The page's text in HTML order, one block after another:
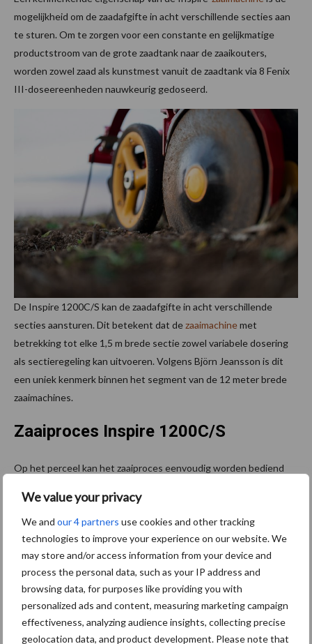
We value your privacy
We and our 4 partners use cookies and other tracking
technologies to improve your experience on our website. We
may store and/or access information from your device and
process the personal data, such as your IP address and
browsing data, for purposes like providing you with
personalized ads and content, measuring marketing campaign
effectiveness, analyzing audience insights, collecting precise
geolocation data, and product development. Please note that
mogelijkheid om de zaadafgifte in acht verschillende secties aan
te sturen. Om te zorgen voor een constante en gelijkmatige
productstroom van de grote zaadtank naar de zaaikouters,
worden zowel zaad als kunstmest vanuit de zaadtank via 8 Fenix
III-doseereenheden nauwkeurig gedoseerd.
De Inspire 1200C/S kan de zaadafgifte in acht verschillende
secties aansturen. Dit betekent dat dezaaimachinemet
betrekking tot elke 1,5 m brede sectie zowel variabele dosering
als sectieregeling kan uitvoeren. Volgens Björn Jeansson is dit
een uniek kenmerk binnen het segment van de 12 meter brede
zaaimachines.
Zaaiproces Inspire 1200C/S
Op het perceel kan het zaaiproces eenvoudig worden bediend
verbonden met een ISOBUS-taakcontrolesysteem. De
zaaimachinezal worden geïntroduceerd tijdens de internationale
handelsbeurs Agritechnica in februari 2022. Vanaf eind 2022 kan
de machine dan worden geleverd.
Bron:Väderstad
Aanbevolen voor jou! zaaimachine